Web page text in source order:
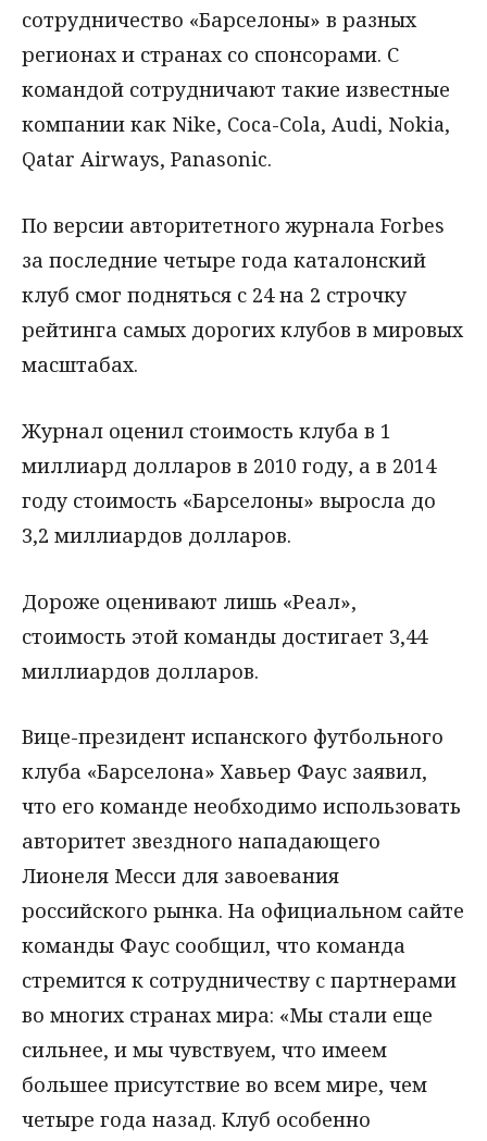
сотрудничество «Барселоны» в разных
регионах и странах со спонсорами. С
командой сотрудничают такие известные
компании как Nike, Coca-Cola, Audi, Nokia,
Qatar Airways, Panasonic.
По версии авторитетного журнала Forbes
за последние четыре года каталонский
клуб смог подняться с 24 на 2 строчку
рейтинга самых дорогих клубов в мировых
масштабах.
Журнал оценил стоимость клуба в 1
миллиард долларов в 2010 году, а в 2014
году стоимость «Барселоны» выросла до
3,2 миллиардов долларов.
Дороже оценивают лишь «Реал»,
стоимость этой команды достигает 3,44
миллиардов долларов.
Вице-президент испанского футбольного
клуба «Барселона» Хавьер Фаус заявил,
что его команде необходимо использовать
авторитет звездного нападающего
Лионеля Месси для завоевания
российского рынка. На официальном сайте
команды Фаус сообщил, что команда
стремится к сотрудничеству с партнерами
во многих странах мира: «Мы стали еще
сильнее, и мы чувствуем, что имеем
большее присутствие во всем мире, чем
четыре года назад. Клуб особенно